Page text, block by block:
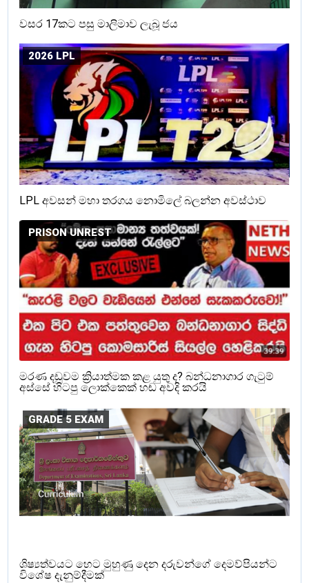
වසර 17කට පසු මාලිමාව ලැබූ ජය
2026 LPL
LPL අවසන් මහා තරගය නොමිලේ බලන්න අවස්ථාව
PRISON UNREST
මරණ දඩුවම ක්‍රියාත්මක කළ යුතු ද? බන්ධනාගාර ගැටුම්
අස්සේ හිටපු ලොක්කෙක් හඬ අවදි කරයි
GRADE 5 EXAM
ශිෂ්‍යත්වයට හෙට මුහුණු දෙන දරුවන්ගේ දෙමව්පියන්ට
විශේෂ දැනුම්දීමක්